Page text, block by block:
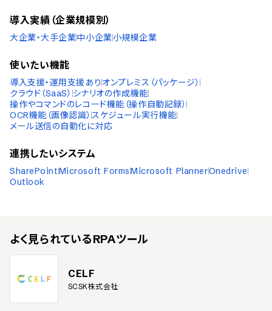
導入実績（企業規模別）
大企業・大手企業中小企業小規模企業
使いたい機能
導入支援・運用支援ありオンプレミス（パッケージ）
クラウド（SaaS） シナリオの作成機能
操作やコマンドのレコード機能（操作自動記録）
OCR機能（画像認識）スケジュール実行機能
メール送信の自動化に対応
連携したいシステム
SharePointMicrosoft FormsMicrosoft PlannerOnedrive
Outlook
よく見られているRPAツール
CELF
SCSK株式会社